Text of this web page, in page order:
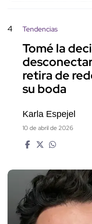
4 Tendencias
Tomé la
retira de
su boda
Karla Espejel
10 de abril de 2026